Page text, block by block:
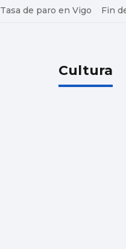
Tasa de paro en Vigo Fin
Cultura